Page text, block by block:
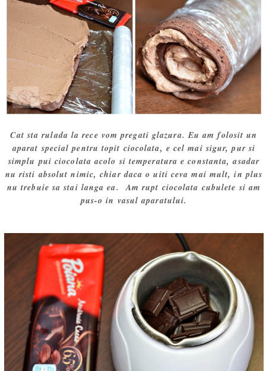
Cat sta rulada la rece vom pregati glazura. Eu am folosit un
aparat special pentru topit ciocolata, e cel mai sigur, pur si
simplu pui ciocolata acolo si temperatura e constanta, asadar
nu risti absolut nimic, chiar daca o uiti ceva mai mult, in plus
nu trebuie sa stai langa ea. Am rupt ciocolata cubulete si am
pus-o in vasul aparatului.